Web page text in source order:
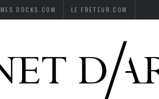
MES DOCKS.COM LE FRÉTEUR.COM